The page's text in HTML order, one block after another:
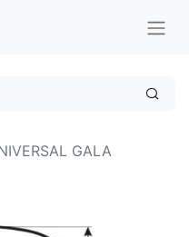
GALA